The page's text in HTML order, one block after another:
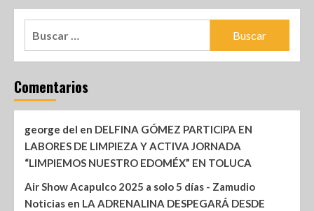
Comentarios
george del en DELFINA GÓMEZ PARTICIPA EN
LABORES DE LIMPIEZA Y ACTIVA JORNADA
“LIMPIEMOS NUESTRO EDOMÉX” EN TOLUCA
Air Show Acapulco 2025 a solo 5 días - Zamudio
Noticias en LA ADRENALINA DESPEGARÁ DESDE